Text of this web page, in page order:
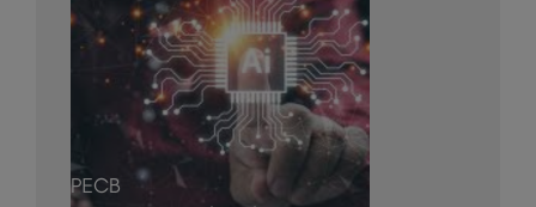
3 jours
de 08:30 - 14:00
Hyatt Regency Algiers
Se Pré-inscrire Détails